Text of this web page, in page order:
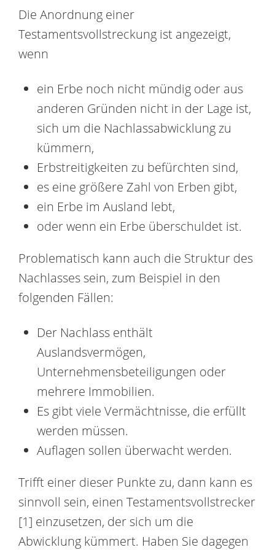
Die Anordnung einer
Testamentsvollstreckung ist angezeigt,
wenn
ein Erbe noch nicht mündig oder aus
anderen Gründen nicht in der Lage ist,
sich um die Nachlassabwicklung zu
kümmern,
Erbstreitigkeiten zu befürchten sind,
es eine größere Zahl von Erben gibt,
ein Erbe im Ausland lebt,
oder wenn ein Erbe überschuldet ist.
Problematisch kann auch die Struktur des
Nachlasses sein, zum Beispiel in den
folgenden Fällen:
Der Nachlass enthält
Auslandsvermögen,
Unternehmensbeteiligungen oder
mehrere Immobilien.
Es gibt viele Vermächtnisse, die erfüllt
werden müssen.
Auflagen sollen überwacht werden.
Trifft einer dieser Punkte zu, dann kann es
sinnvoll sein, einen Testamentsvollstrecker
[1] einzusetzen, der sich um die
Abwicklung kümmert. Haben Sie dagegen